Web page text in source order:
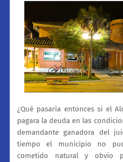
¿Qué pasaría entonces si el
pagara la deuda en las
demandante ganadora del
tiempo el municipio no
cometido natural y obvio